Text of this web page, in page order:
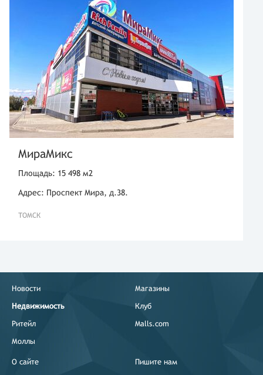
МираМикс
Площадь: 15 498 м2
Адрес: Проспект Мира, д.38.
ТОМСК
Новости
Недвижимость
Ритейл
Моллы
Магазины
Клуб
Malls.com
О сайте Пишите нам